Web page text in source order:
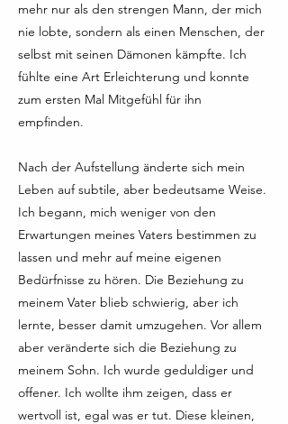
mehr nur als den strengen Mann, der mich
nie lobte, sondern als einen Menschen, der
selbst mit seinen Dämonen kämpfte. Ich
fühlte eine Art Erleichterung und konnte
zum ersten Mal Mitgefühl für ihn
empfinden.
Nach der Aufstellung änderte sich mein
Leben auf subtile, aber bedeutsame Weise.
Ich begann, mich weniger von den
Erwartungen meines Vaters bestimmen zu
lassen und mehr auf meine eigenen
Bedürfnisse zu hören. Die Beziehung zu
meinem Vater blieb schwierig, aber ich
lernte, besser damit umzugehen. Vor allem
aber veränderte sich die Beziehung zu
meinem Sohn. Ich wurde geduldiger und
offener. Ich wollte ihm zeigen, dass er
wertvoll ist, egal was er tut. Diese kleinen,